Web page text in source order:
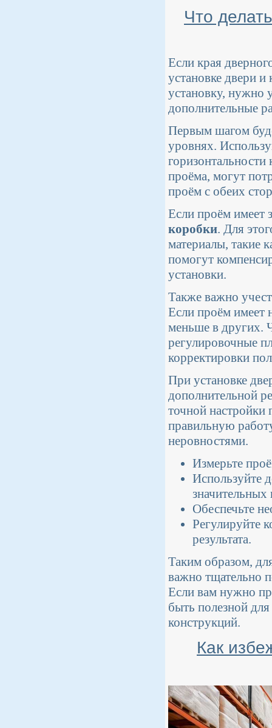
Что
Если края
установке двери
установку, нужно
дополнительные
Первым шагом
уровнях.
проёма, могут
проём с обеих
Если проём имеет
коробки. Для
материалы, такие
помогут
установки.
Также важно
Если проём имеет
меньше в других.
регулировочные
корректировки
При установке
дополнительной
точной настройки
правильную
неровностями.
Измерьте
Используйте
значительных
Обеспечьте
Регулируйте
результата.
Таким образом,
важно тщательно
Если вам нужно
быть полезной
конструкций.
Как